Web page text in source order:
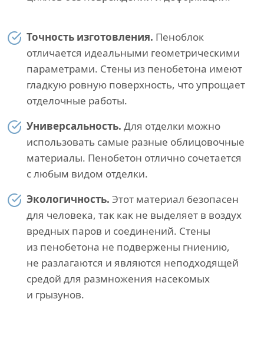
Точность изготовления. Пеноблок
отличается идеальными геометрическими
параметрами. Стены из пенобетона имеют
гладкую ровную поверхность, что упрощает
отделочные работы.
Универсальность. Для отделки можно
использовать самые разные облицовочные
материалы. Пенобетон отлично сочетается
с любым видом отделки.
Экологичность. Этот материал безопасен
для человека, так как не выделяет в воздух
вредных паров и соединений. Стены
из пенобетона не подвержены гниению,
не разлагаются и являются неподходящей
средой для размножения насекомых
и грызунов.